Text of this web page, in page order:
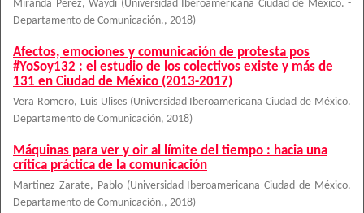
Miranda Pérez, Waydi (Universidad Iberoamericana Ciudad de México. -
Departamento de Comunicación., 2018)
Afectos, emociones y comunicación de protesta pos
#YoSoy132 : el estudio de los colectivos existe y más de
131 en Ciudad de México (2013-2017)
Vera Romero, Luis Ulises (Universidad Iberoamericana Ciudad de México.
Departamento de Comunicación, 2018)
Máquinas para ver y oir al límite del tiempo : hacia una
crítica práctica de la comunicación
Martinez Zarate, Pablo (Universidad Iberoamericana Ciudad de México.
Departamento de Comunicación., 2018)